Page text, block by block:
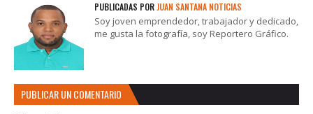
PUBLICADAS PORJUAN SANTANA NOTICIAS
Soy joven emprendedor, trabajador y dedicado,
me gusta la fotografía, soy Reportero Gráfico.
PUBLICAR UN COMENTARIO